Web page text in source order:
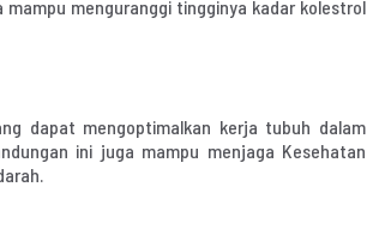
menguranggi tingginya kadar kolestrol
dapat mengoptimalkan kerja tubuh dalam
ini juga mampu menjaga Kesehatan